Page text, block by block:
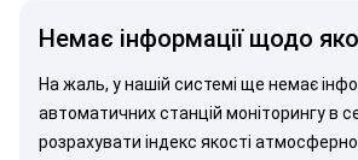
Немає інформації щодо
На жаль, у нашій системі ще немає
автоматичних станцій моніторингу в
розрахувати індекс якості